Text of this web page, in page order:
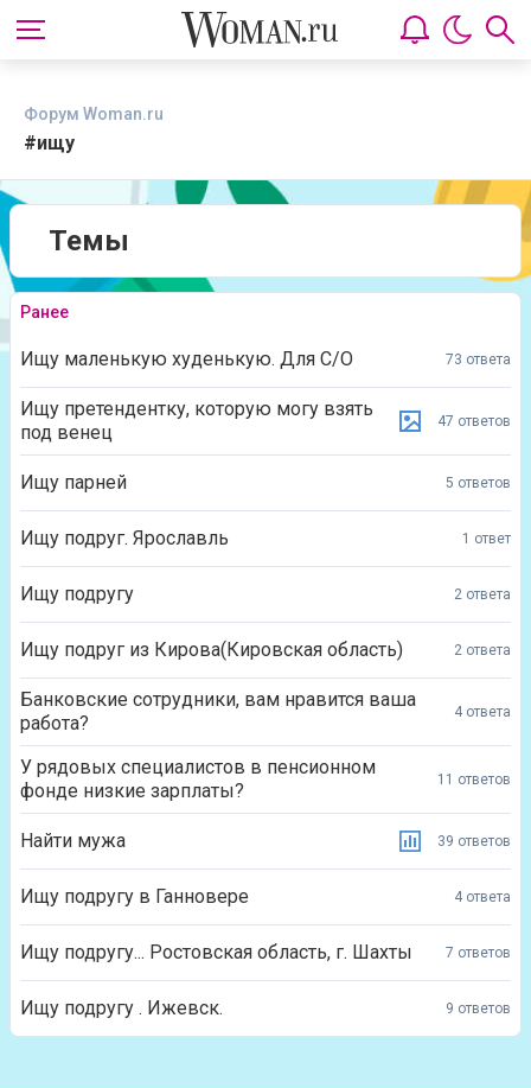
Форум Woman.ru
#ищу
Темы
Ранее
Ищу маленькую худенькую. Для С/О 73 ответа
Ищу претендентку, которую могу взять
под венец
47 ответов
Ищу парней 5 ответов
Ищу подруг. Ярославль 1 ответ
Ищу подругу 2 ответа
Ищу подруг из Кирова(Кировская область) 2 ответа
Банковские сотрудники, вам нравится ваша
работа?
4 ответа
У рядовых специалистов в пенсионном
фонде низкие зарплаты?
11 ответов
Найти мужа 39 ответов
Ищу подругу в Ганновере 4 ответа
Ищу подругу... Ростовская область, г. Шахты 7 ответов
Ищу подругу . Ижевск. 9 ответов